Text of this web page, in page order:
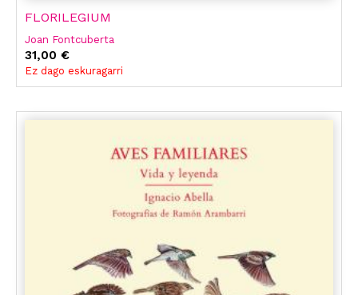
FLORILEGIUM
Joan Fontcuberta
31,00 €
Ez dago eskuragarri